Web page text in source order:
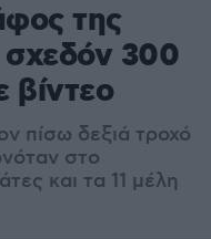
της
300
βίντεο
πίσω δεξιά τροχό
στο
και τα 11 μέλη